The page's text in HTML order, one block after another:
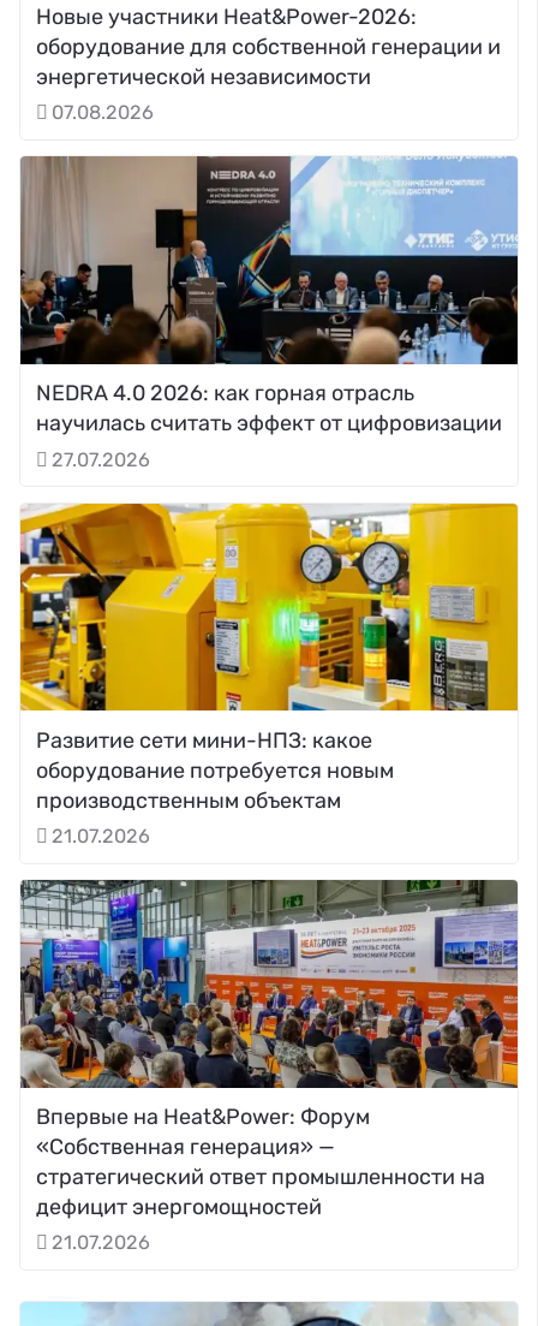
Новые участники Heat&Power-2026:
оборудование для собственной генерации и
энергетической независимости
07.08.2026
NEDRA 4.0 2026: как горная отрасль
научилась считать эффект от цифровизации
27.07.2026
Развитие сети мини-НПЗ: какое
оборудование потребуется новым
производственным объектам
21.07.2026
Впервые на Heat&Power: Форум
«Собственная генерация» —
стратегический ответ промышленности на
дефицит энергомощностей
21.07.2026